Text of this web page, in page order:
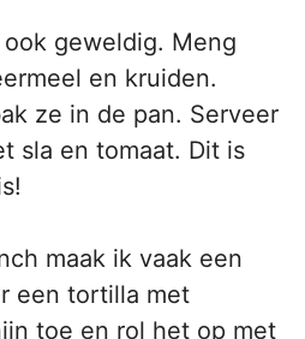
geweldig. Meng
en kruiden.
ze in de pan. Serveer
sla en tomaat. Dit is
maak ik vaak een
een tortilla met
toe en rol het op met